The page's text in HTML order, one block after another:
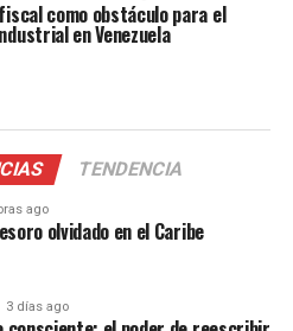
como obstáculo para el
en Venezuela
TENDENCIA
ago
olvidado en el Caribe
3 días ago